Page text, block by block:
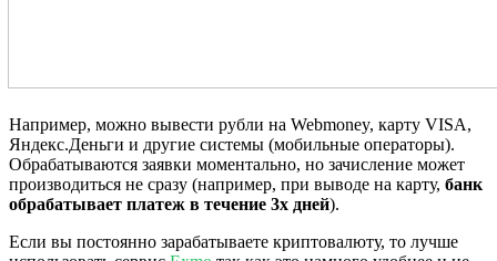
Например, можно вывести рубли на Webmoney, карту VISA,
Яндекс.Деньги и другие системы (мобильные операторы).
Обрабатываются заявки моментально, но зачисление может
производиться не сразу (например, при выводе на карту, банк
обрабатывает платеж в течение 3х дней).
Если вы постоянно зарабатываете криптовалюту, то лучше